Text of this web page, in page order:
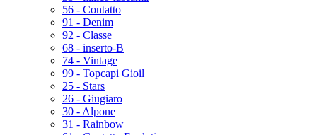
56 - Contatto
91 - Denim
92 - Classe
68 - inserto-B
74 - Vintage
99 - Topcapi Gioil
25 - Stars
26 - Giugiaro
30 - Alpone
31 - Rainbow